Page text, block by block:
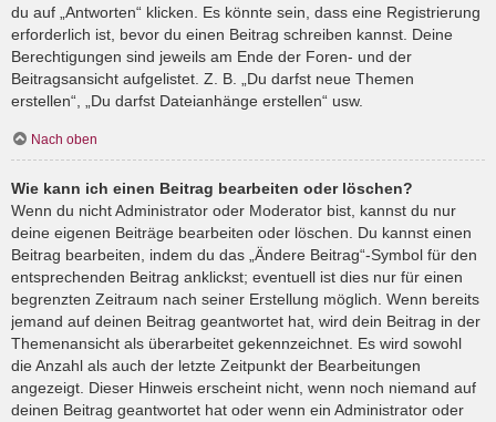
du auf „Antworten“ klicken. Es könnte sein, dass eine Registrierung
erforderlich ist, bevor du einen Beitrag schreiben kannst. Deine
Berechtigungen sind jeweils am Ende der Foren- und der
Beitragsansicht aufgelistet. Z. B. „Du darfst neue Themen
erstellen“, „Du darfst Dateianhänge erstellen“ usw.
Nach oben
Wie kann ich einen Beitrag bearbeiten oder löschen?
Wenn du nicht Administrator oder Moderator bist, kannst du nur
deine eigenen Beiträge bearbeiten oder löschen. Du kannst einen
Beitrag bearbeiten, indem du das „Ändere Beitrag“-Symbol für den
entsprechenden Beitrag anklickst; eventuell ist dies nur für einen
begrenzten Zeitraum nach seiner Erstellung möglich. Wenn bereits
jemand auf deinen Beitrag geantwortet hat, wird dein Beitrag in der
Themenansicht als überarbeitet gekennzeichnet. Es wird sowohl
die Anzahl als auch der letzte Zeitpunkt der Bearbeitungen
angezeigt. Dieser Hinweis erscheint nicht, wenn noch niemand auf
deinen Beitrag geantwortet hat oder wenn ein Administrator oder